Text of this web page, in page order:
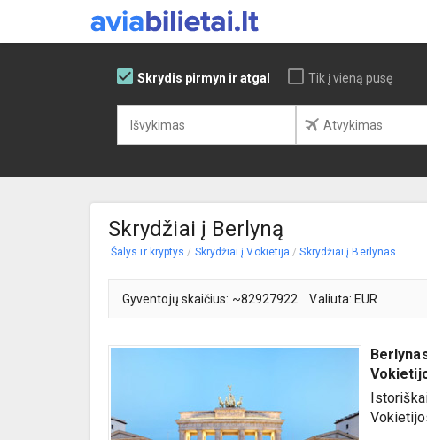
Skrydis pirmyn ir atgal Tik į vieną pusę
Skrydžiai į Berlyną
Šalys ir kryptys / Skrydžiai į Vokietija /Skrydžiai į Berlynas
Gyventojų skaičius: ~82927922 Valiuta: EUR